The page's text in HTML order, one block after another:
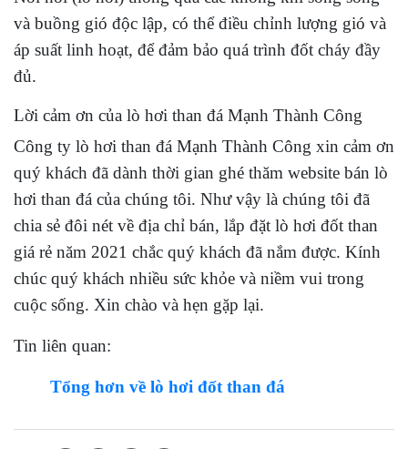
và buồng gió độc lập, có thể điều chỉnh lượng gió và
áp suất linh hoạt, để đảm bảo quá trình đốt cháy đầy
đủ.
Lời cảm ơn của lò hơi than đá Mạnh Thành Công
Công ty lò hơi than đá Mạnh Thành Công xin cảm ơn
quý khách đã dành thời gian ghé thăm website bán lò
hơi than đá của chúng tôi. Như vậy là chúng tôi đã
chia sẻ đôi nét về địa chỉ bán, lắp đặt lò hơi đốt than
giá rẻ năm 2021 chắc quý khách đã nắm được. Kính
chúc quý khách nhiều sức khỏe và niềm vui trong
cuộc sống. Xin chào và hẹn gặp lại.
Tin liên quan:
Tổng hơn về lò hơi đốt than đá